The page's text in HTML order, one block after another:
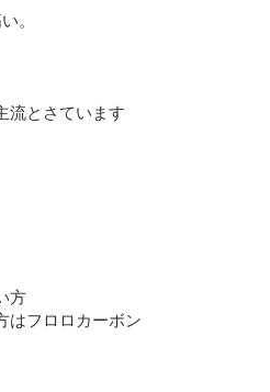
。
流とさています
方
はフロロカーボン